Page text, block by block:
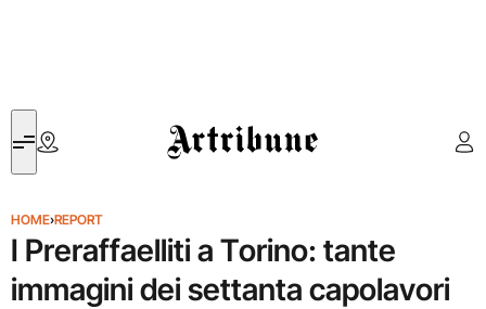
Artribune
HOME›REPORT
I Preraffaelliti a Torino: tante
immagini dei settanta capolavori